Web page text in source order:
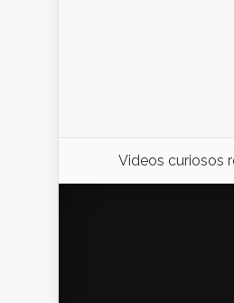
Videos curiosos